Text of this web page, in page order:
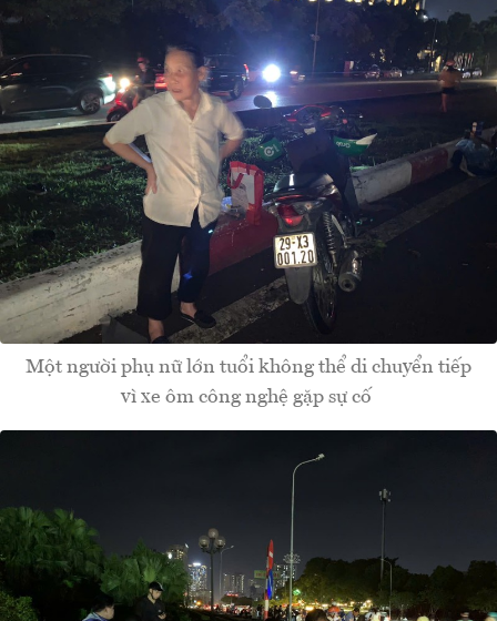
Một người phụ nữ lớn tuổi không thể di chuyển tiếp
vì xe ôm công nghệ gặp sự cố